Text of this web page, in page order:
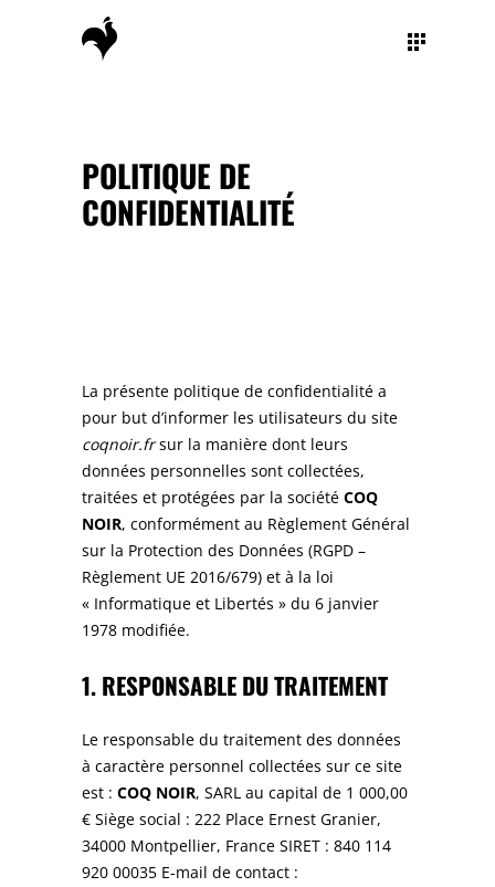
POLITIQUE DE
CONFIDENTIALITÉ
La présente politique de confidentialité a
pour but d’informer les utilisateurs du site
coqnoir.frsur la manière dont leurs
données personnelles sont collectées,
traitées et protégées par la société COQ
NOIR, conformément au Règlement Général
sur la Protection des Données (RGPD –
Règlement UE 2016/679) et à la loi
« Informatique et Libertés » du 6 janvier
1978 modifiée.
1. RESPONSABLE DU TRAITEMENT
Le responsable du traitement des données
à caractère personnel collectées sur ce site
est : COQ NOIR, SARL au capital de 1 000,00
€ Siège social : 222 Place Ernest Granier,
34000 Montpellier, France SIRET : 840 114
920 00035 E-mail de contact :